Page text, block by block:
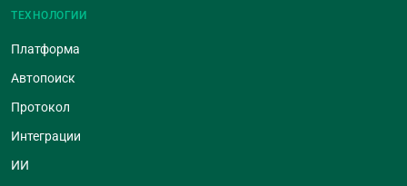
ТЕХНОЛОГИИ
Платформа
Автопоиск
Протокол
Интеграции
ИИ